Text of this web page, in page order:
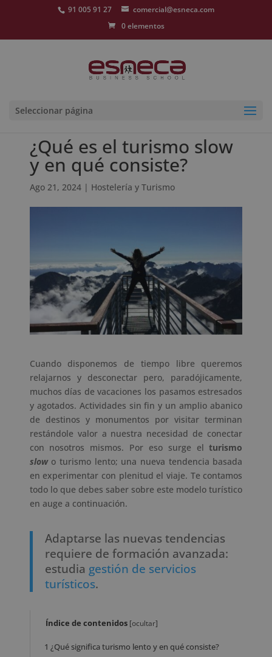
91 005 91 27
comercial@esneca.com
0 elementos
Seleccionar página
¿Qué es el turismo slow
y en qué consiste?
Ago 21, 2024| Hostelería y Turismo
Cuando disponemos de tiempo libre queremos
relajarnos y desconectar pero, paradójicamente,
muchos días de vacaciones los pasamos estresados
y agotados. Actividades sin fin y un amplio abanico
de destinos y monumentos por visitar terminan
restándole valor a nuestra necesidad de conectar
con nosotros mismos. Por eso surge elturismo
slowo turismo lento; una nueva tendencia basada
en experimentar con plenitud el viaje. Te contamos
todo lo que debes saber sobre este modelo turístico
en auge a continuación.
Adaptarse las nuevas tendencias
requiere de formación avanzada:
estudia gestión de servicios
turísticos.
Índice de contenidos [ocultar]
1 ¿Qué significa turismo lento y en qué consiste?